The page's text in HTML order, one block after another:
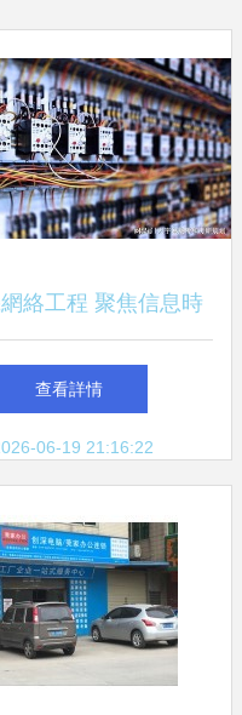
絡工程 聚焦信息時
代的核心橋梁
查看詳情
06-19 21:16:22